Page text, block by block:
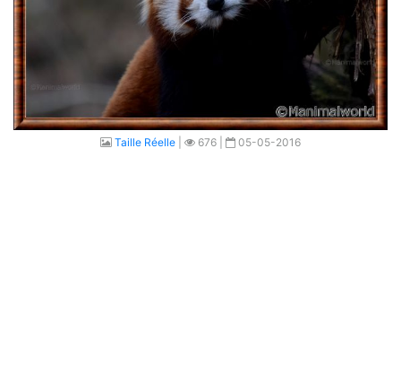
Taille Réelle 676 | 05-05-2016